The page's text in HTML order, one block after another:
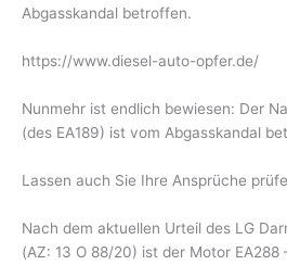
Abgasskandal betroffen.
https://www.diesel-auto-opfer.de/
Nunmehr ist endlich bewiesen: Der
(des EA189) ist vom Abgasskandal
Lassen auch Sie Ihre Ansprüche
Nach dem aktuellen Urteil des LG
(AZ: 13 O 88/20) ist der Motor EA288